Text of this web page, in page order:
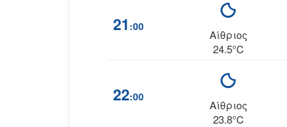
21 :00
Αίθριος
24.5°C
22:00
Αίθριος
23.8°C